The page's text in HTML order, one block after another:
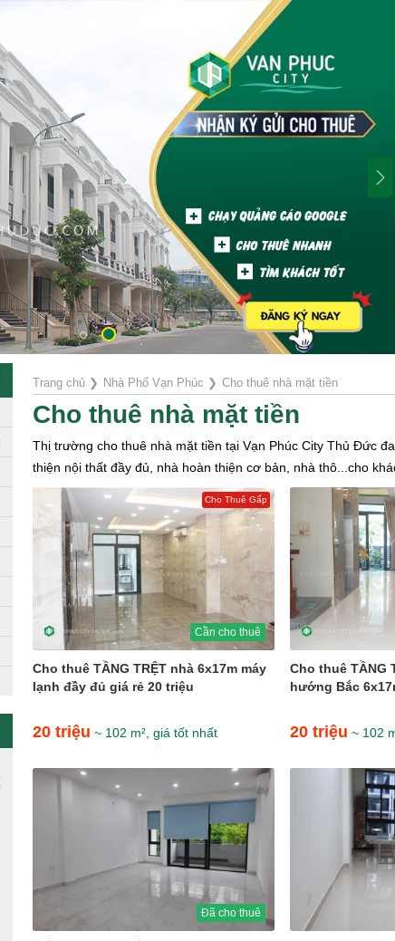
Trang chủ ❯ Nhà Phố Vạn Phúc ❯ Cho thuê nhà mặt tiền
Cho thuê nhà mặt tiền
Thị trường cho thuê nhà mặt tiền tại Vạn Phúc City Thủ Đức
thiện nội thất đầy đủ, nhà hoàn thiện cơ bản, nhà thô...cho
Cho Thuê Gấp
Cần cho thuê
Cho thuê TẦNG TRỆT nhà 6x17m máy
lạnh đầy đủ giá rẻ 20 triệu
20 triệu ~ 102 m², giá tốt nhất
Cho thuê TẦNG
hướng Bắc
20 triệu ~ 102
Đã cho thuê